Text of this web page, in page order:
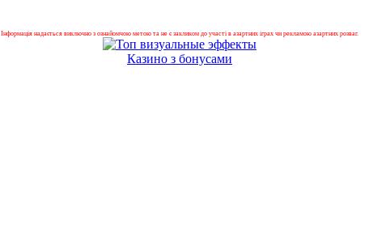
Інформація надається виключно з ознайомчою метою та не є закликом до участі в азартних іграх чи рекламою азартних розваг.
Казино з бонусами